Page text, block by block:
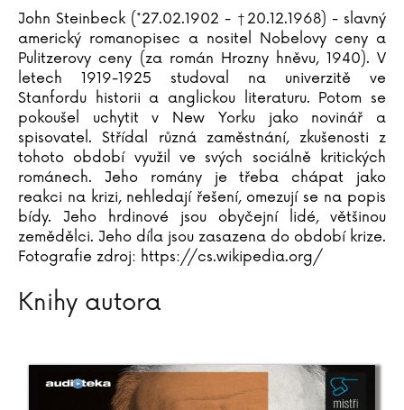
Pavel Soukup
Michal Stalmach
Adrianna Staniszewska
Urszula Staniszewska
Kristýna Staňková
Christiane Steffan
Tanja Steinbach
John Steinbeck
Miloslav Stingl
Bram Stoker
Irving Stone
Neil Strauss
Peter Swanson
Dana Syslová
John Steinbeck (*27.02.1902 - †20.12.1968) - slavný
americký romanopisec a nositel Nobelovy ceny a
Pulitzerovy ceny (za román Hrozny hněvu, 1940). V
letech 1919-1925 studoval na univerzitě ve
Stanfordu historii a anglickou literaturu. Potom se
pokoušel uchytit v New Yorku jako novinář a
spisovatel. Střídal různá zaměstnání, zkušenosti z
tohoto období využil ve svých sociálně kritických
románech. Jeho romány je třeba chápat jako
reakci na krizi, nehledají řešení, omezují se na popis
bídy. Jeho hrdinové jsou obyčejní lidé, většinou
zemědělci. Jeho díla jsou zasazena do období krize.
Fotografie zdroj: https://cs.wikipedia.org/
Knihy autora